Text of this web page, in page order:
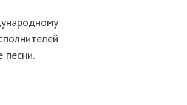
песни.